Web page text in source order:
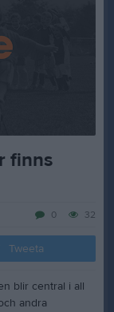
finns
32
0
Tweeta
blir central i all
andra